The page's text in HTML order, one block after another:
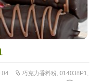
巧克力香料粉, 014038P1,